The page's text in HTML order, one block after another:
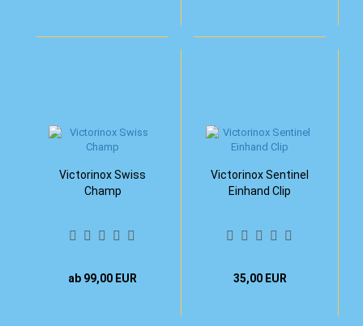
Victorinox Swiss
Champ
ab 99,00 EUR
Victorinox Sentinel
Einhand Clip
35,00 EUR